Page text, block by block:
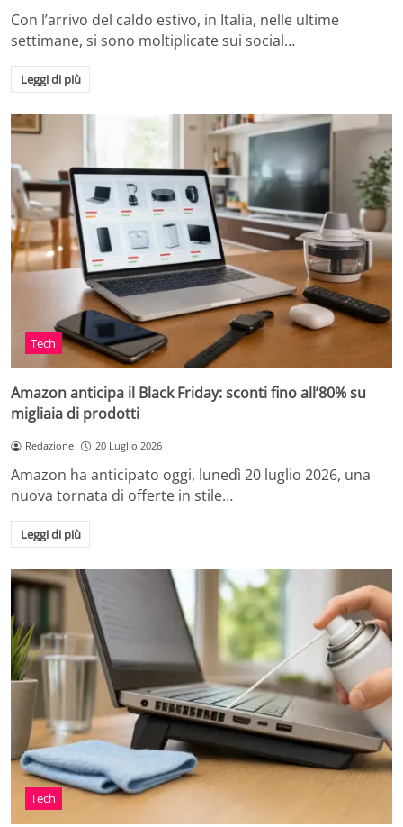
Con l’arrivo del caldo estivo, in Italia, nelle ultime
settimane, si sono moltiplicate sui social…
Leggi di più
Tech
Amazon anticipa il Black Friday: sconti fino all’80% su
migliaia di prodotti
Redazione 20 Luglio 2026
Amazon ha anticipato oggi, lunedì 20 luglio 2026, una
nuova tornata di offerte in stile…
Leggi di più
Tech